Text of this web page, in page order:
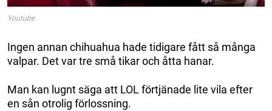
Youtube
Ingen annan chihuahua hade tidigare fått så många
valpar. Det var tre små tikar och åtta hanar.
Man kan lugnt säga att LOL förtjänade lite vila efter
en sån otrolig förlossning.